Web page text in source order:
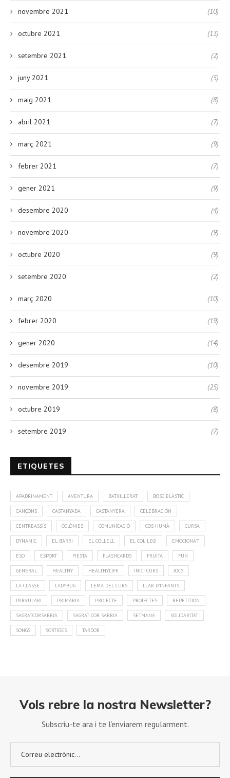
novembre 2021 (10)
octubre 2021 (13)
setembre 2021 (2)
juny 2021 (5)
maig 2021 (8)
abril 2021 (7)
març 2021 (9)
febrer 2021 (7)
gener 2021 (9)
desembre 2020 (4)
novembre 2020 (9)
octubre 2020 (9)
setembre 2020 (2)
març 2020 (10)
febrer 2020 (19)
gener 2020 (14)
desembre 2019 (10)
novembre 2019 (25)
octubre 2019 (8)
setembre 2019 (7)
ETIQUETES
APADRINAMENT AVENTURA BATXILLERAT BOSC ELÀSTIC
CANÇONS CASTANYADA CASTANYERA CELEBRACIÓN
CENTREASSÍS COLÒNIES COMUNICACIÓ COS HUMÀ CURSA
DYNAMIC EL BARRI EL COLLELL EL COL·LEGI EMOCIONA'T
ESO ESPORT FIESTA FLASHCARDS FRUITA FUN
GENERAL HEALTHY HEALTHYLIFE INICI CURS JOCS
LA CLASSE LADYBUG LEMA DEL CURS LLAR D'INFANTS
PARVULARI PRIMÀRIA PROJECTE PROJECTES REPETITION
SAGRATCORSARRIÀ SAGRAT COR SARRIÀ SETMANA SOLIDARITAT
SONGS SORTIDES TARDOR
Vols rebre la nostra Newsletter?
Subscriu-te ara i te l’enviarem regularment.